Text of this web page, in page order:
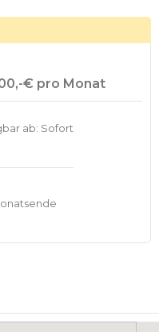
€ pro Monat
ab: Sofort